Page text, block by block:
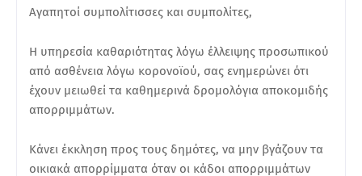
Αγαπητοί συμπολίτισσες και συμπολίτες,
Η υπηρεσία καθαριότητας λόγω έλλειψης προσωπικού
από ασθένεια λόγω κορονοϊού, σας ενημερώνει ότι
έχουν μειωθεί τα καθημερινά δρομολόγια αποκομιδής
απορριμμάτων.
Κάνει έκκληση προς τους δημότες, να μην βγάζουν τα
οικιακά απορρίμματα όταν οι κάδοι απορριμμάτων